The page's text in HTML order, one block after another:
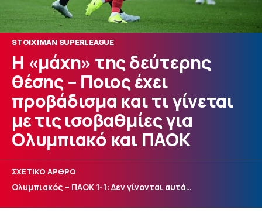
STOIXIMAN SUPERLEAGUE
Η «μάχη» της δεύτερης
θέσης – Ποιος έχει
προβάδισμα και τι γίνεται
με τις ισοβαθμίες για
Ολυμπιακό και ΠΑΟΚ
ΣΧΕΤΙΚΟ ΑΡΘΡΟ
Ολυμπιακός – ΠΑΟΚ 1-1: Δεν γίνονται αυτά…